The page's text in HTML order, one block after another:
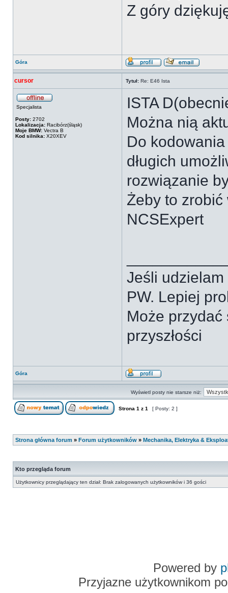
Z góry
Góra
cursor Tytuł: Re: E46 Ista
Specjalista
Posty: 2702
Lokalizacja: Racibórz(śląsk)
Moje BMW: Vectra B
Kod silnika: X20XEV
ISTA
Można nią
Do
długich
rozwiązanie
Żeby to
NCSExpert
Jeśli
PW. Lepiej
Może
przyszłości
Góra
Wyświetl posty nie starsze niż:
Strona 1 z 1 [ Posty: 2 ]
Strona główna forum » Forum użytkowników » Mechanika, Elektryka &
Kto przegląda forum
Użytkownicy przeglądający ten dział: Brak zalogowanych użytkowników i 36 gości
Powered by
Przyjazne użytkownikom